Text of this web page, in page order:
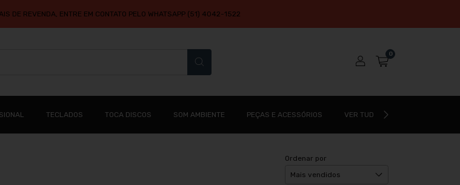
DE REVENDA, ENTRE EM CONTATO PELO WHATSAPP (51) 4042-1522
0
TECLADOS TOCA DISCOS SOM AMBIENTE PEÇAS E ACESSÓRIOS VER TUDO
Ordenar por